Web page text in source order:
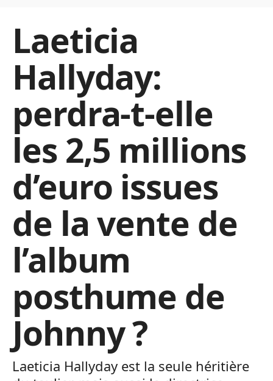
Laeticia
Hallyday:
perdra-t-elle
les 2,5 millions
d’euro issues
de la vente de
l’album
posthume de
Johnny ?
Laeticia Hallyday est la seule héritière